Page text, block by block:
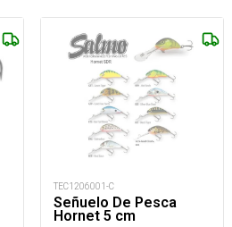
TEC1206001-C
Señuelo De Pesca
Hornet 5 cm